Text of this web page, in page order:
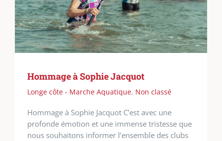
Hommage à Sophie Jacquot
Longe côte - Marche Aquatique, Non classé
Hommage à Sophie Jacquot C’est avec une
profonde émotion et une immense tristesse que
nous souhaitons informer l’ensemble des clubs